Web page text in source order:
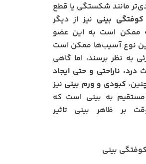
مانند شکستگی یا قطع
کوفتگی بینی نیز از دیگر
ممکن است به این عضو
نوع آسیب‌ها ممکن است
به نظر برسند، اما گاهی
درد، ناراحتی و حتی ایجاد
کبودی و ورم بینی نیز
به بینی است که
بر ظاهر بینی تاثیر
بینی